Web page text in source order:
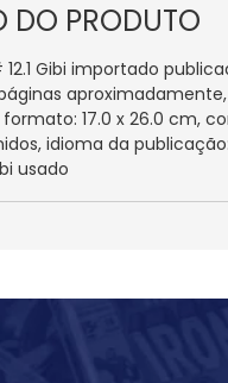
DO PRODUTO
Gibi importado
formato: 17.0 x 26.0 cm,
idioma da
usado